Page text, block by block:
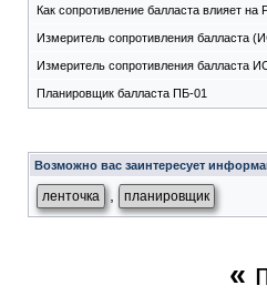
Как сопротивление балласта влияет на
Измеритель сопротивления балласта
Измеритель сопротивления балласта
Планировщик балласта ПБ-01
Возможно вас заинтересует
ленточка планировщик
«